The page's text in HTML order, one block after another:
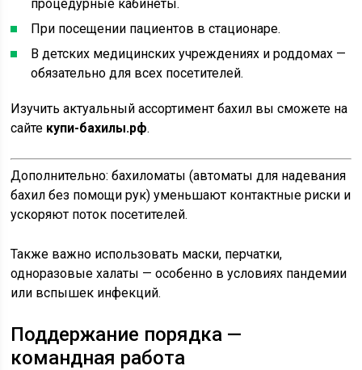
процедурные кабинеты.
При посещении пациентов в стационаре.
В детских медицинских учреждениях и роддомах —
обязательно для всех посетителей.
Изучить актуальный ассортимент бахил вы сможете на
сайте купи-бахилы.рф.
Дополнительно: бахиломаты (автоматы для надевания
бахил без помощи рук) уменьшают контактные риски и
ускоряют поток посетителей.
Также важно использовать маски, перчатки,
одноразовые халаты — особенно в условиях пандемии
или вспышек инфекций.
Поддержание порядка —
командная работа